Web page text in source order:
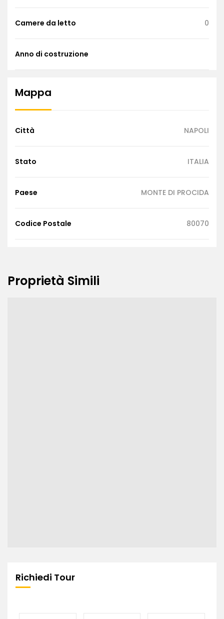
Camere da letto 0
Anno di costruzione
Mappa
Città NAPOLI
Stato ITALIA
Paese MONTE DI PROCIDA
Codice Postale 80070
Proprietà Simili
Richiedi Tour